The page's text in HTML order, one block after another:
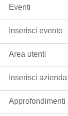
Eventi
Inserisci evento
Area utenti
Inserisci azienda
Approfondimenti